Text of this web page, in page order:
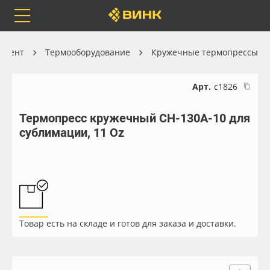
Каталог
Бренды
Доставка
Весь каталог
Самоклеящиеся плёнки
Листовые материалы
Термооборудование Кружечные термопрессы
Арт. с1826
Термопресс кружечный CH-130A-10 для
сублимации, 11 Oz
Товар есть на складе и готов для заказа и доставки.